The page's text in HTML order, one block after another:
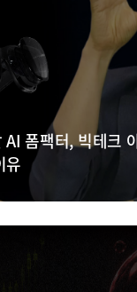
AI 폼팩터, 빅테크
유